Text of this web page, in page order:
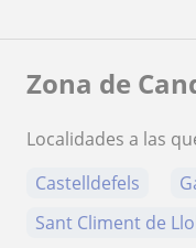
Zona de
Localidades a las
Castelldefels
Sant Climent de